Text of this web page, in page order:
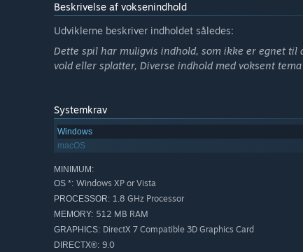
Beskrivelse af voksenindhold
Udviklerne beskriver indholdet således:
Dette spil har muligvis indhold, som ikke er egnet til
vold eller splatter, Diverse indhold med voksent tema
Systemkrav
Windows
macOS
MINIMUM:
OS *: Windows XP or Vista
PROCESSOR: 1.8 GHz Processor
MEMORY: 512 MB RAM
GRAPHICS: DirectX 7 Compatible 3D Graphics Card
DIRECTX®: 9.0